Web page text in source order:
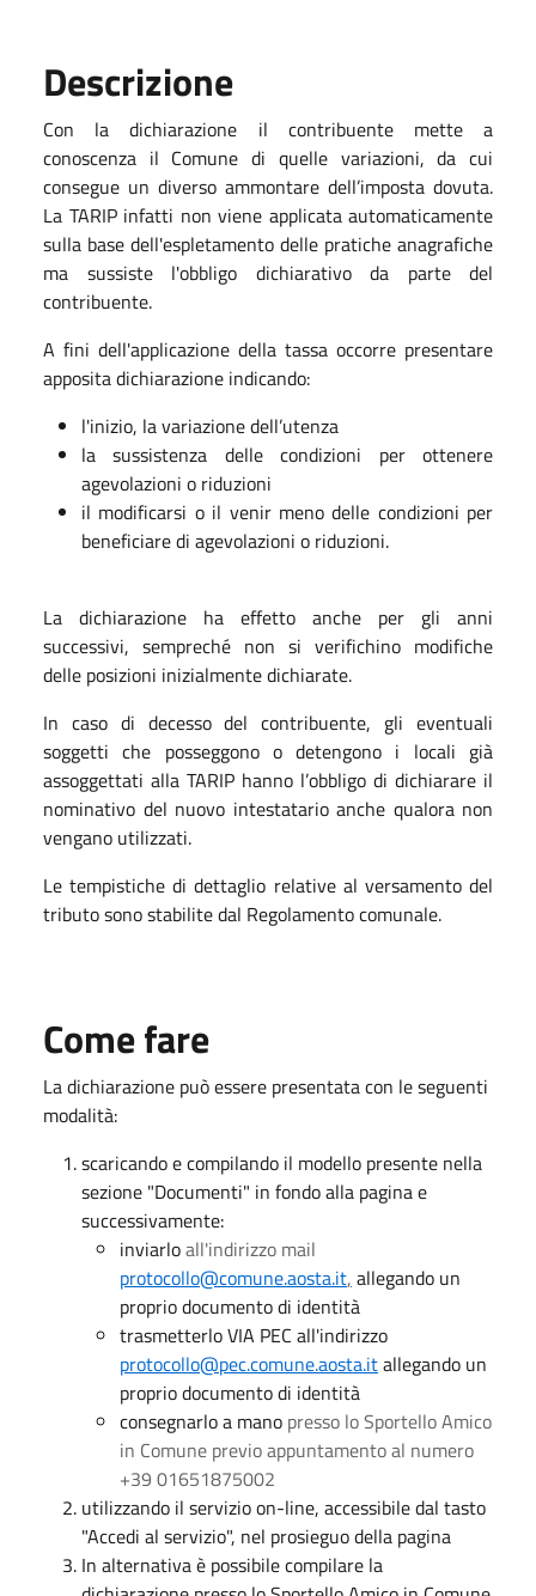
Descrizione
Con la dichiarazione il contribuente mette a
conoscenza il Comune di quelle variazioni, da cui
consegue un diverso ammontare dell’imposta dovuta.
La TARIP infatti non viene applicata automaticamente
sulla base dell'espletamento delle pratiche anagrafiche
ma sussiste l'obbligo dichiarativo da parte del
contribuente.
A fini dell'applicazione della tassa occorre presentare
apposita dichiarazione indicando:
l'inizio, la variazione dell’utenza
la sussistenza delle condizioni per ottenere
agevolazioni o riduzioni
il modificarsi o il venir meno delle condizioni per
beneficiare di agevolazioni o riduzioni.
La dichiarazione ha effetto anche per gli anni
successivi, sempreché non si verifichino modifiche
delle posizioni inizialmente dichiarate.
In caso di decesso del contribuente, gli eventuali
soggetti che posseggono o detengono i locali già
assoggettati alla TARIP hanno l’obbligo di dichiarare il
nominativo del nuovo intestatario anche qualora non
vengano utilizzati.
Le tempistiche di dettaglio relative al versamento del
tributo sono stabilite dal Regolamento comunale.
Come fare
La dichiarazione può essere presentata con le seguenti
modalità:
scaricando e compilando il modello presente nella
sezione "Documenti" in fondo alla pagina e
successivamente:
inviarloall'indirizzo mail
protocollo@comune.aosta.it, allegando un
proprio documento di identità
trasmetterlo VIA PEC all'indirizzo
protocollo@pec.comune.aosta.itallegando un
proprio documento di identità
consegnarlo a mano presso lo Sportello Amico
in Comune previo appuntamento al numero
+39 01651875002
utilizzando il servizio on-line, accessibile dal tasto
"Accedi al servizio", nel prosieguo della pagina
In alternativa è possibile compilare la